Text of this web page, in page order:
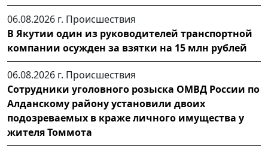
06.08.2026 г. Происшествия
В Якутии один из руководителей транспортной
компании осужден за взятки на 15 млн рублей
06.08.2026 г. Происшествия
Сотрудники уголовного розыска ОМВД России по
Алданскому району установили двоих
подозреваемых в краже личного имущества у
жителя Томмота